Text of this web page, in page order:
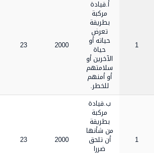
1
أ‌.قيادة
مركبة
بطريقة
تعرض
حياته أو
حياة
الآخرين أو
سلامتهم
أو أمنهم
للخطر.
2000
23
1
ب‌.قيادة
مركبة
بطريقة
من شأنها
أن تلحق
ضررا
2000
23